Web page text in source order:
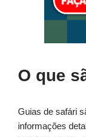
O que
Guias de safári
informações